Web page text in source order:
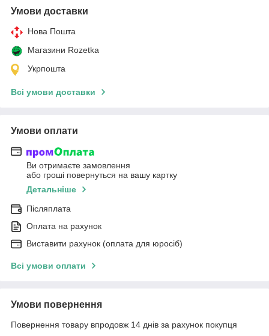
Умови доставки
Нова Пошта
Магазини Rozetka
Укрпошта
Всі умови доставки
Умови оплати
Ви отримаєте замовлення
або гроші повернуться на вашу картку
Детальніше
Післяплата
Оплата на рахунок
Виставити рахунок (оплата для юросіб)
Всі умови оплати
Умови повернення
Повернення товару впродовж 14 днів за рахунок покупця